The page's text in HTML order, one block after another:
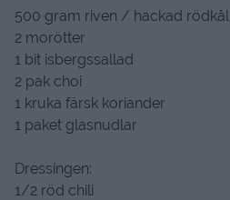
500 gram riven / hackad rödkål
2 morötter
1 bit isbergssallad
2 pak choi
1 kruka färsk koriander
1 paket glasnudlar
Dressingen:
1/2 röd chili